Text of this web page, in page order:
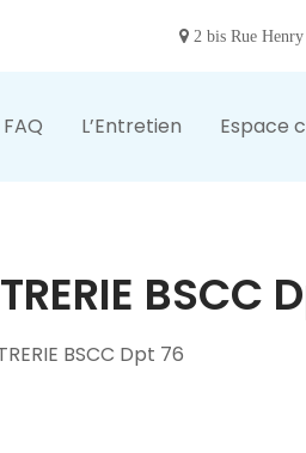
2 bis Rue
FAQ L’Entretien Espace
BSCC
BSCC Dpt 76